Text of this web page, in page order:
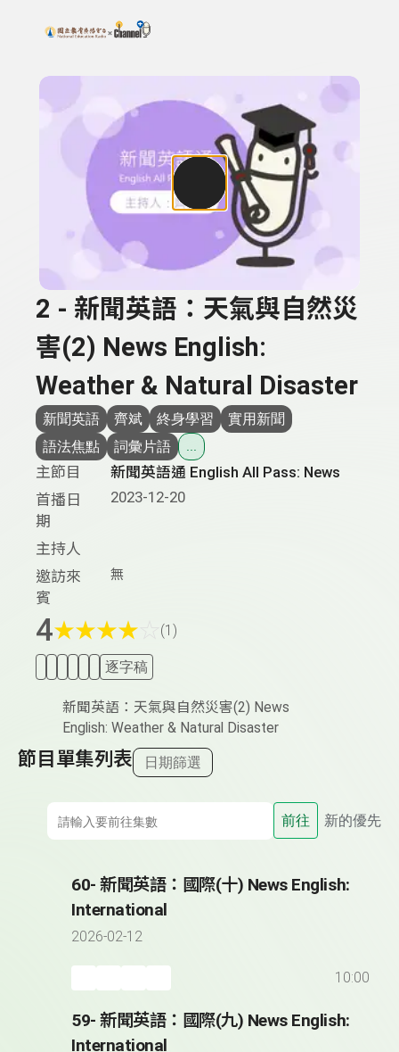
上方功能區塊
搜尋關鍵字：可輸入節目名稱、主持人或關鍵字
2 - 新聞英語：天氣與自然災
害(2) News English:
Weather & Natural Disaster
新聞英語 齊斌 終身學習
實用新聞
語法焦點
詞彙片語 ...
主節目
新聞英語通 English All Pass: News
首播日
期
2023-12-20
主持人
邀訪來
賓
無
4★★★★ (1)
逐字稿
新聞英語：天氣與自然災害(2) News
English: Weather & Natural Disaster
節目單集列表 日期篩選
前往 新的優先
60- 新聞英語：國際(十) News English:
International
2026-02-12
10:00
59- 新聞英語：國際(九) News English:
International